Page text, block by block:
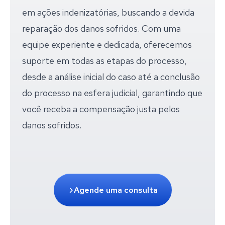
em ações indenizatórias, buscando a devida
reparação dos danos sofridos. Com uma
equipe experiente e dedicada, oferecemos
suporte em todas as etapas do processo,
desde a análise inicial do caso até a conclusão
do processo na esfera judicial, garantindo que
você receba a compensação justa pelos
danos sofridos.
Agende uma consulta